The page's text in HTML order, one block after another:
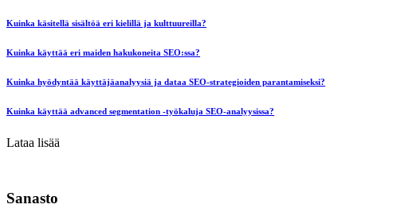
Kuinka käsitellä sisältöä eri kielillä ja kulttuureilla?
Kuinka käyttää eri maiden hakukoneita SEO:ssa?
Kuinka hyödyntää käyttäjäanalyysiä ja dataa SEO-strategioiden parantamiseksi?
Kuinka käyttää advanced segmentation -työkaluja SEO-analyysissa?
Lataa lisää
Sanasto